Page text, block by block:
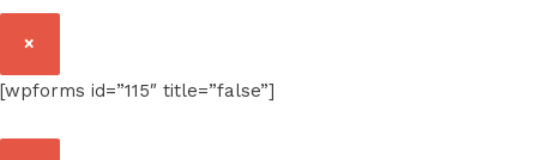
×
[wpforms id=”115″ title=”false”]